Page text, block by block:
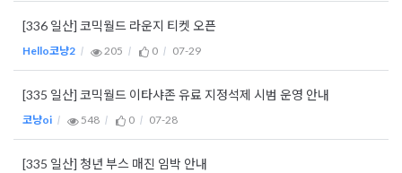
[336 일산] 코믹월드 라운지 티켓 오픈
Hello코냥2 205 0 07-29
[335 일산] 코믹월드 이타샤존 유료 지정석제 시범 운영 안내
코냥oi 548 0 07-28
[335 일산] 청년 부스 매진 임박 안내